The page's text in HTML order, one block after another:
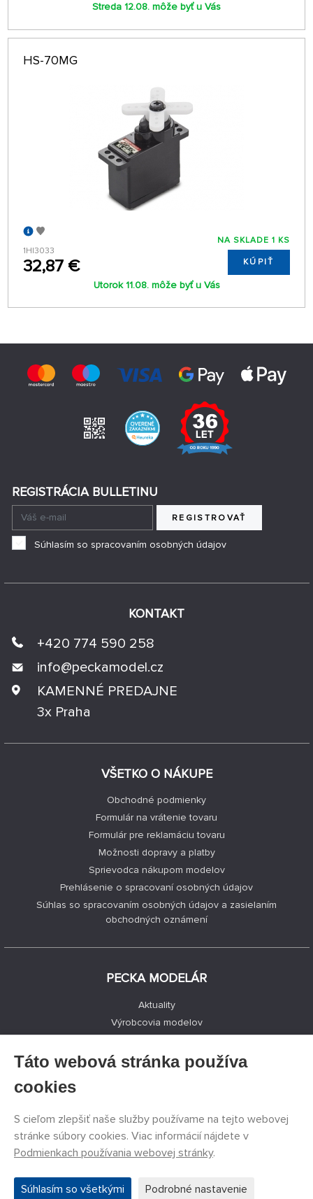
Streda 12.08. môže byť u Vás
HS-70MG
1HI3033
32,87 €
NA SKLADE 1 KS
KÚPIŤ
Utorok 11.08. môže byť u Vás
VŠETKO O NÁKUPE
Obchodné podmienky
Formulár na vrátenie tovaru
Formulár pre reklamáciu tovaru
Možnosti dopravy a platby
Sprievodca nákupom modelov
Prehlásenie o spracovaní osobných údajov
Súhlas so spracovaním osobných údajov a zasielaním
obchodných oznámení
PECKA MODELÁR
Aktuality
Výrobcovia modelov
Kontakty
Facebook
KONTAKT
+420 774 590 258
info@peckamodel.cz
KAMENNÉ PREDAJNE
3x Praha
REGISTRÁCIA BULLETINU
REGISTROVAŤ
Súhlasím so spracovaním osobných údajov
©PECKA MODELÁR s.r.o.
Táto webová stránka používa
cookies
S cieľom zlepšiť naše služby používame na tejto webovej
stránke súbory cookies. Viac informácií nájdete v
Podmienkach používania webovej stránky.
Súhlasím so všetkými Podrobné nastavenie